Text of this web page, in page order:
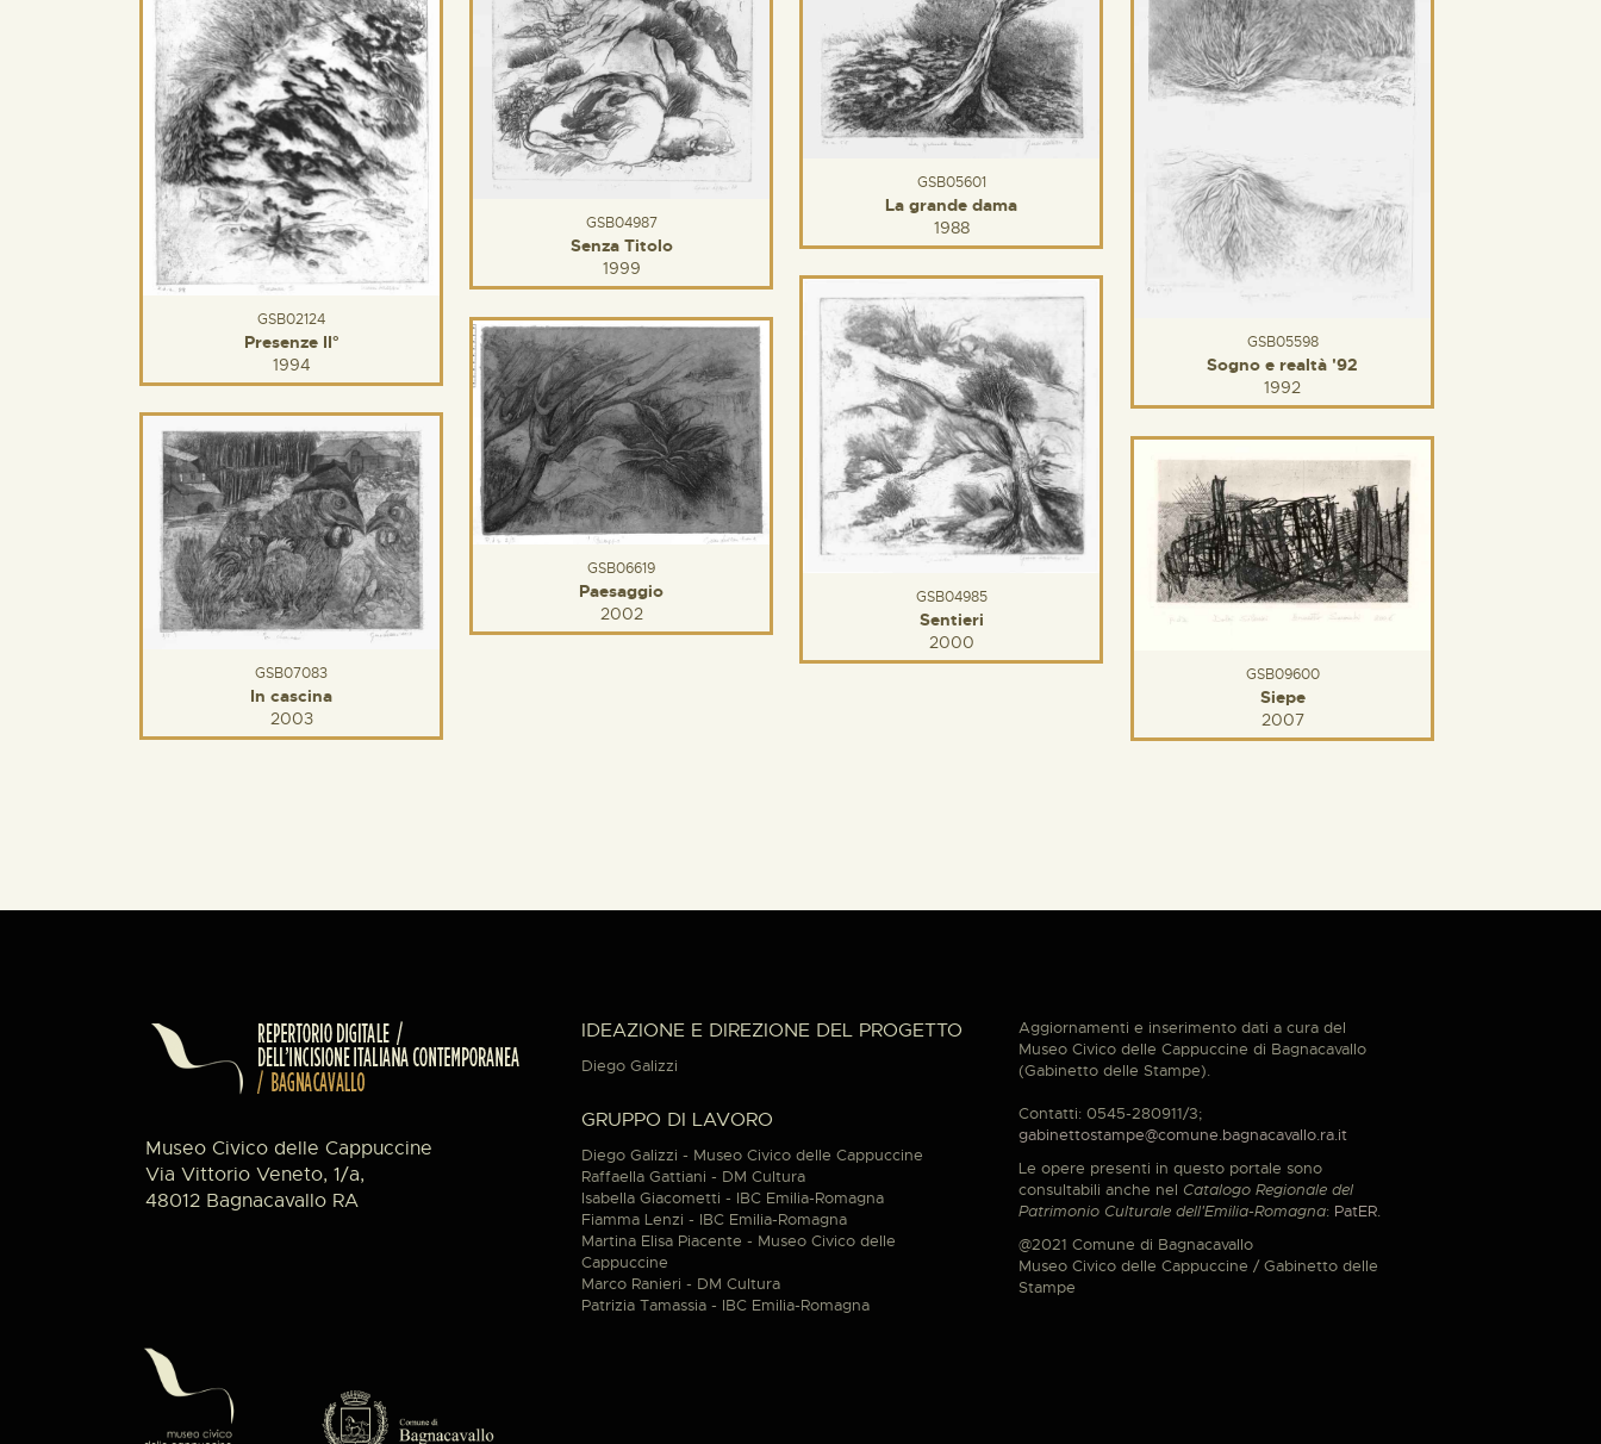
GSB05601
La grande dama
1988
GSB05598
Sogno e realtà '92
1992
GSB02124
Presenze II°
1994
GSB04987
Senza Titolo
1999
GSB04985
Sentieri
2000
GSB06619
Paesaggio
2002
GSB07083
In cascina
2003
GSB09600
Siepe
2007
Museo Civico delle Cappuccine
Via Vittorio Veneto, 1/a,
48012 Bagnacavallo RA
IDEAZIONE E DIREZIONE DEL PROGETTO
Diego Galizzi
GRUPPO DI LAVORO
Diego Galizzi - Museo Civico delle Cappuccine
Raffaella Gattiani - DM Cultura
Isabella Giacometti - IBC Emilia-Romagna
Fiamma Lenzi - IBC Emilia-Romagna
Martina Elisa Piacente - Museo Civico delle
Cappuccine
Marco Ranieri - DM Cultura
Patrizia Tamassia - IBC Emilia-Romagna
Aggiornamenti e inserimento dati a cura del
Museo Civico delle Cappuccine di Bagnacavallo
(Gabinetto delle Stampe).
Contatti: 0545-280911/3;
gabinettostampe@comune.bagnacavallo.ra.it
Le opere presenti in questo portale sono
consultabili anche nel Catalogo Regionale del
Patrimonio Culturale dell'Emilia-Romagna: PatER.
@2021 Comune di Bagnacavallo
Museo Civico delle Cappuccine / Gabinetto delle
Stampe